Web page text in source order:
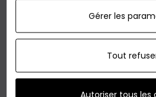
Carré Soie
Matière : 100%
Gérer les
Tout
Autoriser tous les